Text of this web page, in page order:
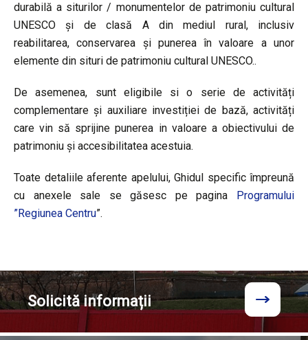
durabilă a siturilor / monumentelor de patrimoniu cultural
UNESCO și de clasă A din mediul rural, inclusiv
reabilitarea, conservarea și punerea în valoare a unor
elemente din situri de patrimoniu cultural UNESCO..
De asemenea, sunt eligibile si o serie de activități
complementare și auxiliare investiției de bază, activități
care vin să sprijine punerea in valoare a obiectivului de
patrimoniu și accesibilitatea acestuia.
Toate detaliile aferente apelului, Ghidul specific împreună
cu anexele sale se găsesc pe pagina
Programului
”Regiunea Centru”.
Solicităinformații